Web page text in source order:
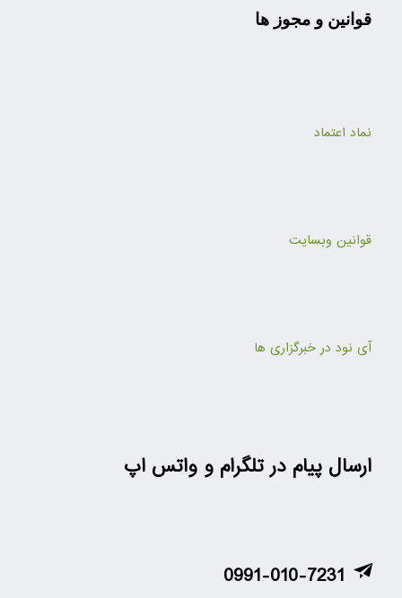
قوانین و مجوز ها
نماد اعتماد
قوانین وبسایت
آی نود در خبرگزاری ها
ارسال پیام در تلگرام و واتس اپ
0991-010-7231